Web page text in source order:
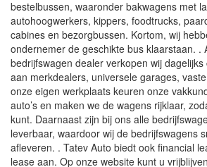
bestelbussen, waaronder bakwagens met
autohoogwerkers, kippers, foodtrucks,
cabines en bezorgbussen. Kortom, wij
ondernemer de geschikte bus klaarstaan. .
bedrijfswagen dealer verkopen wij
aan merkdealers, universele garages,
onze eigen werkplaats keuren onze
auto’s en maken we de wagens rijklaar,
kunt. Daarnaast zijn bij ons alle
leverbaar, waardoor wij de bedrijfswagens
afleveren. . Tatev Auto biedt ook financial
lease aan. Op onze website kunt u